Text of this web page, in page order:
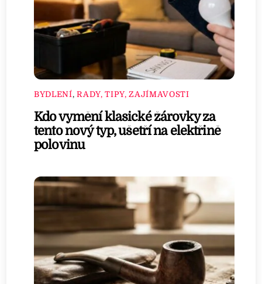
BYDLENÍ,RADY, TIPY, ZAJÍMAVOSTI
Kdo vymění klasické žárovky za
tento nový typ, ušetří na elektřině
polovinu